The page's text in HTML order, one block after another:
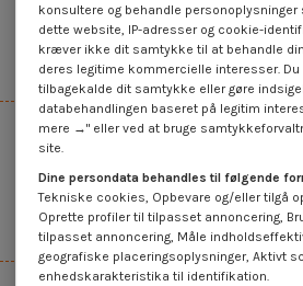
45.000+ referencer på
Det bredeste udvalg på
Salg af enheder og
Mængdebaseret
konsultere og behandle personoplysninger
dette website, IP-adresser og cookie-
kræver ikke dit samtykke til at behandle
deres legitime kommercielle interesser.
tilbagekalde dit samtykke eller gøre
databehandlingen baseret på legitim
mere →" eller ved at bruge
site.
Dine persondata behandles til følgende
Tekniske cookies, Opbevare og/eller tilgå
Oprette profiler til tilpasset annoncering,
tilpasset annoncering, Måle
geografiske placeringsoplysninger, Aktivt
enhedskarakteristika til identifikation.